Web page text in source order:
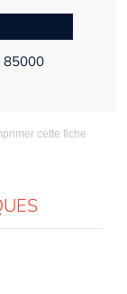
85000
cette fiche